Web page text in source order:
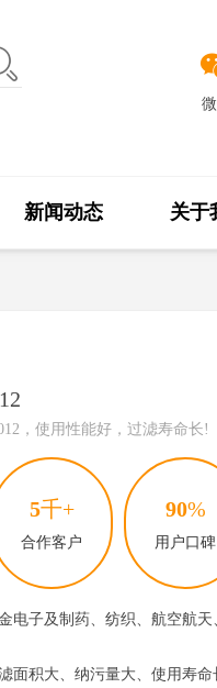
新闻动态 关于
，使用性能好，过滤寿命长!
5千+
合作客户
90%
用户口碑
电子及制药、纺织、航空航天
面积大、纳污量大、使用寿命